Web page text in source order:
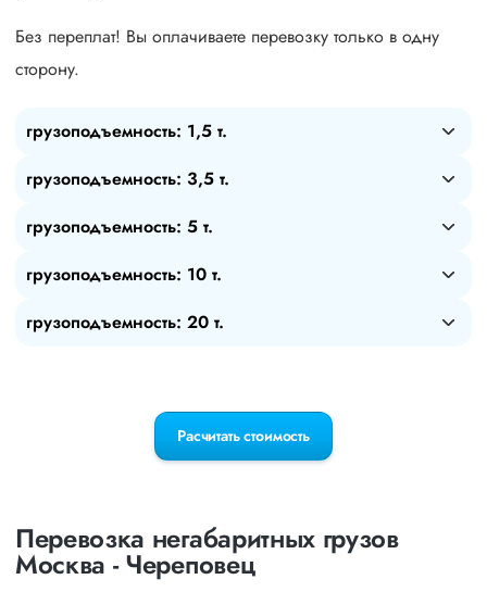
Без переплат! Вы оплачиваете перевозку только в одну
сторону.
грузоподъемность: 1,5 т.
грузоподъемность: 3,5 т.
грузоподъемность: 5 т.
грузоподъемность: 10 т.
грузоподъемность: 20 т.
Расчитать стоимость
Перевозка негабаритных грузов
Москва - Череповец